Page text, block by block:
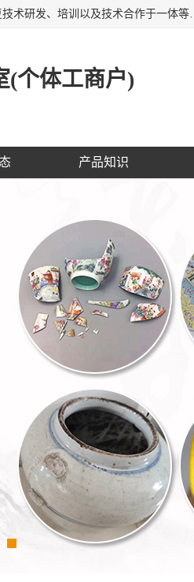
福建泉州洁圣士陶瓷修复技术有限公司位于福建泉州，是一家集瓷器修复及陶瓷制品修复技术研发、
(个体工商户)
产品知识